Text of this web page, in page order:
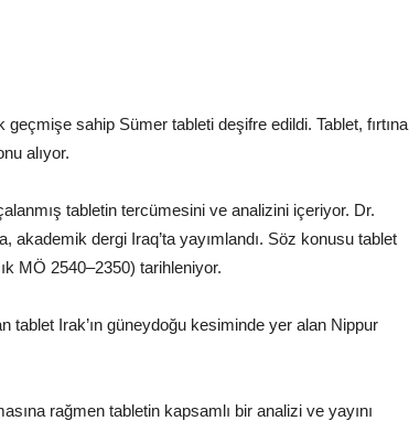
geçmişe sahip Sümer tableti deşifre edildi. Tablet, fırtına
alıyor.
tabletin tercümesini ve analizini içeriyor. Dr.
akademik dergi Iraq’ta yayımlandı. Söz konusu tablet
MÖ 2540–2350) tarihleniyor.
tablet Irak’ın güneydoğu kesiminde yer alan Nippur
rağmen tabletin kapsamlı bir analizi ve yayını